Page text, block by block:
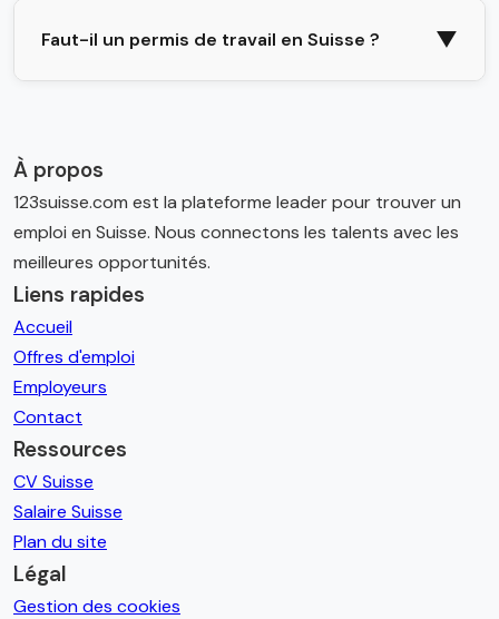
Faut-il un permis de travail en Suisse ? ▼
À propos
123suisse.com est la plateforme leader pour trouver un
emploi en Suisse. Nous connectons les talents avec les
meilleures opportunités.
Liens rapides
Accueil
Offres d'emploi
Employeurs
Contact
Ressources
CV Suisse
Salaire Suisse
Plan du site
Légal
Gestion des cookies